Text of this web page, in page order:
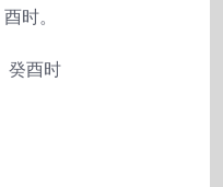
时。
癸酉时